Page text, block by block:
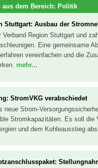
dem Bereich: Politik
Stuttgart: Ausbau der
Verband Region Stuttgart und
Eine gemeinsame
vereinfachen und die
mehr...
StromVKG verabschiedet
neue Strom-
Stromkapazitäten. Es soll die
und dem Kohleausstieg